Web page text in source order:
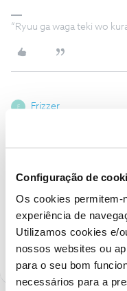
Configuração de
Os cookies permitem-
experiência de
Utilizamos cookies e/
nossos websites ou
para o seu bom
necessários para a
“Ryuu ga waga teki wo
F Frizzer
Eu estou na zona
e a diferença é abismal. A
resolve nada. Já o fiz e
ao fim do mês. Estou só à
me para melhor.